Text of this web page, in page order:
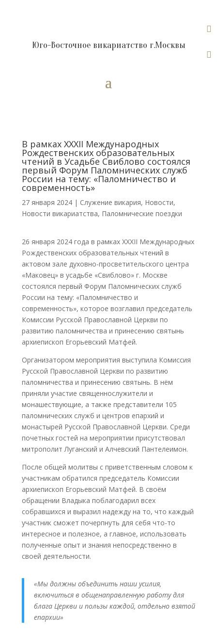


Юго-Восточное викариатство г.Москвы
В рамках XXXII Международных
Рождественских образовательных
чтений в Усадьбе Свиблово состоялся
первый Форум Паломнических служб
России на тему: «Паломничество и
современность»
27 января 2024| Cлужение викария, Новости,
Новости викариатства, Паломнические поездки
26 января 2024 года в рамках XXXII Международных
Рождественских образовательных чтений в
актовом зале духовно-просветительского центра
«Маковец» в усадьбе «Свиблово» г. Москве
состоялся первый Форум Паломнических служб
России на тему: «Паломничество и
современность», которое возглавил председатель
Комиссии Русской Православной Церкви по
развитию паломничества и принесению святынь
архиепископ Егорьевский Матфей.
Организатором мероприятия выступила Комиссия
Русской Православной Церкви по развитию
паломничества и принесению святынь. В нём
приняли участие священнослужители и
монашествующие, а также представители 105
паломнических служб и центров епархий и
монастырей Русской Православной Церкви. Среди
почетных гостей на мероприятии присутствовал
митрополит Луганский и Алчевский Пантелеимон.
После общей молитвы с приветственным словом к
участникам обратился председатель Комиссии
архиепископ Егорьевский Матфей. В своём
обращении Владыка поблагодарил всех
собравшихся и выразил надежду на то, что каждый
участник сможет почерпнуть для себя что-то
интересное и полезное, а главное, использовать
полученные опыт и знания непосредственно в
своей деятельности.
«Мы должны объединить наши усилия,
включиться в общенаправленную работу для
блага Церкви и пользы каждой, отдельно взятой
епархии»